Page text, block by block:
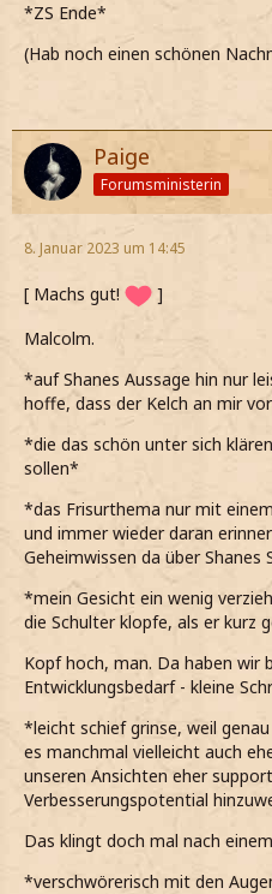
*ZS Ende*
(Hab noch einen schönen
Paige
Forumsministerin
8. Januar 2023 um 14:45
[ Machs gut!
]
Malcolm.
*auf Shanes Aussage hin nur
hoffe, dass der Kelch an mir
*die das schön unter sich
sollen*
*das Frisurthema nur mit
und immer wieder daran
Geheimwissen da über
*mein Gesicht ein wenig
die Schulter klopfe, als er kurz
Kopf hoch, man. Da haben wir
Entwicklungsbedarf - kleine
*leicht schief grinse, weil
es manchmal vielleicht auch
unseren Ansichten eher
Verbesserungspotential
Das klingt doch mal nach
*verschwörerisch mit den